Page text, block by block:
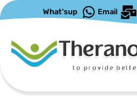
Email
What'sup